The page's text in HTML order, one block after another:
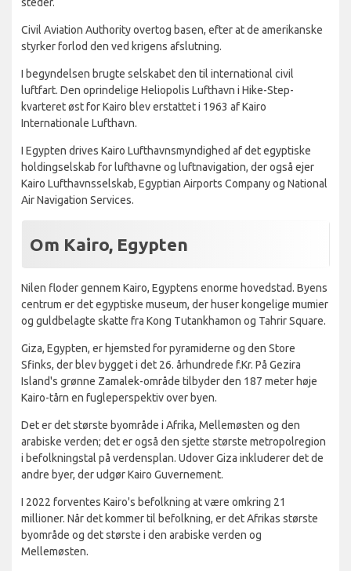
Civil Aviation Authority overtog basen, efter at de amerikanske
styrker forlod den ved krigens afslutning.
I begyndelsen brugte selskabet den til international civil
luftfart. Den oprindelige Heliopolis Lufthavn i Hike-Step-
kvarteret øst for Kairo blev erstattet i 1963 af Kairo
Internationale Lufthavn.
I Egypten drives Kairo Lufthavnsmyndighed af det egyptiske
holdingselskab for lufthavne og luftnavigation, der også ejer
Kairo Lufthavnsselskab, Egyptian Airports Company og National
Air Navigation Services.
Om Kairo, Egypten
Nilen floder gennem Kairo, Egyptens enorme hovedstad. Byens
centrum er det egyptiske museum, der huser kongelige mumier
og guldbelagte skatte fra Kong Tutankhamon og Tahrir Square.
Giza, Egypten, er hjemsted for pyramiderne og den Store
Sfinks, der blev bygget i det 26. århundrede f.Kr. På Gezira
Island's grønne Zamalek-område tilbyder den 187 meter høje
Kairo-tårn en fugleperspektiv over byen.
Det er det største byområde i Afrika, Mellemøsten og den
arabiske verden; det er også den sjette største metropolregion
i befolkningstal på verdensplan. Udover Giza inkluderer det de
andre byer, der udgør Kairo Guvernement.
I 2022 forventes Kairo's befolkning at være omkring 21
millioner. Når det kommer til befolkning, er det Afrikas største
byområde og det største i den arabiske verden og
Mellemøsten.